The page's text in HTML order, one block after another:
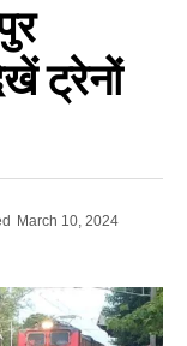
ट्रेनों
March 10, 2024